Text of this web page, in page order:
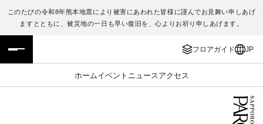
このたびの令和8年熊本地震により被害にあわれた皆様に謹んでお見舞い申しあげ
ますとともに、被災地の一日も早い復旧を、心よりお祈り申しあげます。
フロアガイド JP
ホームイベント ニュース アクセス
フロアガイド
施設案内・アクセス
ENGLISH
繁体字